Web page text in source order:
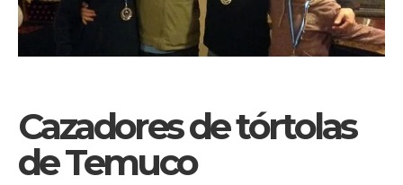
Cazadores de tórtolas
de Temuco